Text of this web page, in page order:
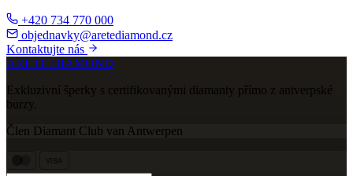
+420 734 770 000
objednavky@aretediamond.cz
Kontaktujte nás
ARETE DIAMOND
Exkluzivní šperky s certifikovanými diamanty přímo z antverpské
burzy.
Člen Diamant Club van Antwerpen